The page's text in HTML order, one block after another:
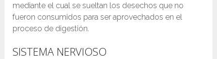
mediante el cual se sueltan los desechos que no
fueron consumidos para ser aprovechados en el
proceso de digestión.
SISTEMA NERVIOSO